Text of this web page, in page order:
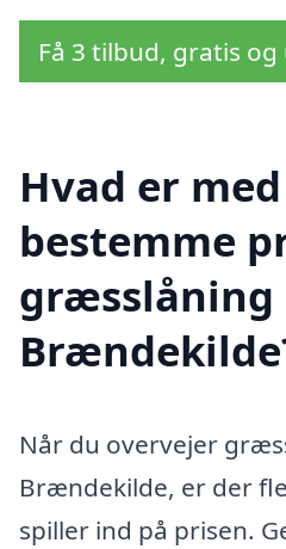
Få 3 tilbud, gratis
Hvad er
bestemme
græsslåning
Når du overvejer
Brændekilde, er der
spiller ind på prisen.